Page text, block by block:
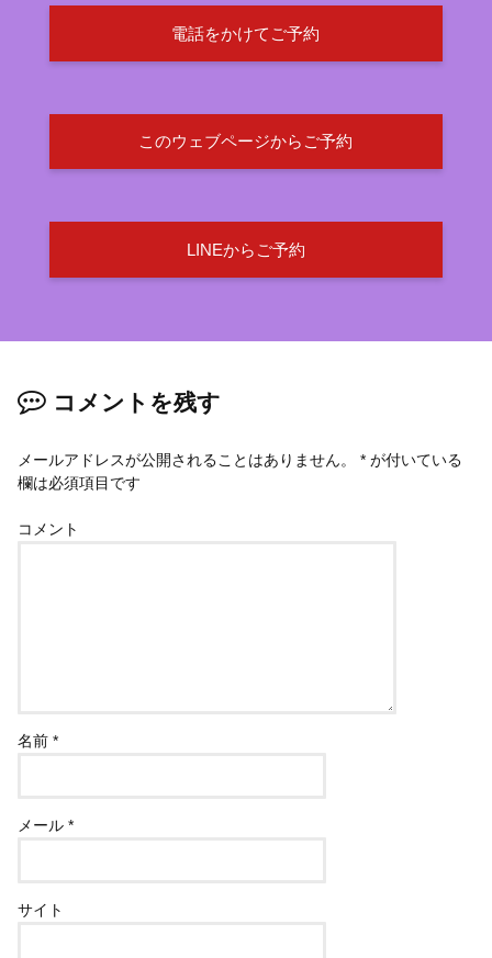
電話をかけてご予約
このウェブページからご予約
LINEからご予約
コメントを残す
メールアドレスが公開されることはありません。 * が付いている
欄は必須項目です
コメント
名前*
メール*
サイト